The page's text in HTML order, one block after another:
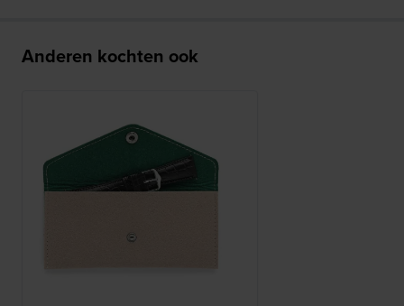
Anderen kochten ook